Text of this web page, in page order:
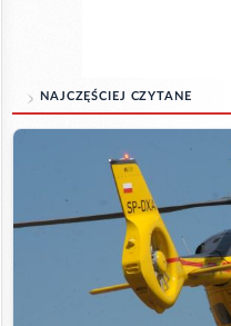
NAJCZĘŚCIEJ CZYTANE